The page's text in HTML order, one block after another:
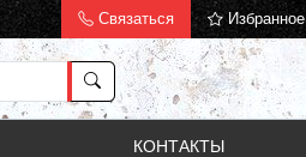
Связаться Избранное
КОНТАКТЫ